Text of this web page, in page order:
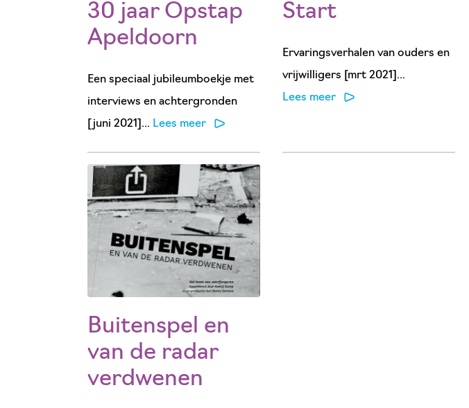
30 jaar Opstap
Apeldoorn
Een speciaal jubileumboekje met
interviews en achtergronden
[juni 2021]... Lees meer
Start
Ervaringsverhalen van ouders en
vrijwilligers [mrt 2021]...
Lees meer
Buitenspel en
van de radar
verdwenen